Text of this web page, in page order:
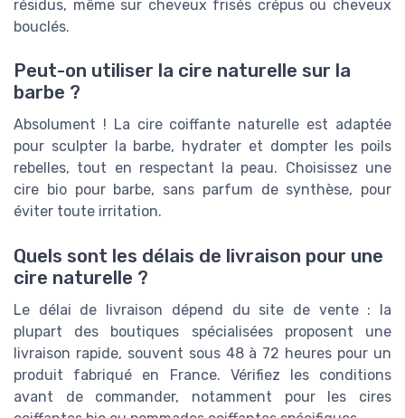
résidus, même sur cheveux frisés crépus ou cheveux
bouclés.
Peut-on utiliser la cire naturelle sur la
barbe ?
Absolument ! La cire coiffante naturelle est adaptée
pour sculpter la barbe, hydrater et dompter les poils
rebelles, tout en respectant la peau. Choisissez une
cire bio pour barbe, sans parfum de synthèse, pour
éviter toute irritation.
Quels sont les délais de livraison pour une
cire naturelle ?
Le délai de livraison dépend du site de vente : la
plupart des boutiques spécialisées proposent une
livraison rapide, souvent sous 48 à 72 heures pour un
produit fabriqué en France. Vérifiez les conditions
avant de commander, notamment pour les cires